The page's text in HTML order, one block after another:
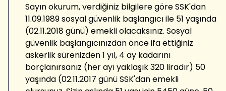
Sayın okurum, verdiğiniz bilgilere göre SSK'dan
11.09.1989 sosyal güvenlik başlangıcı ile 51 yaşında
(02.11.2018 günü) emekli olacaksınız. Sosyal
güvenlik başlangıcınızdan önce ifa ettiğiniz
askerlik sürenizden 1 yıl, 4 ay kadarını
borçlanırsanız (her ayı yaklaşık 320 liradır) 50
yaşında (02.11.2017 günü SSK'dan emekli